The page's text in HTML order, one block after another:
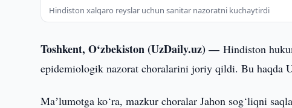
Hindiston xalqaro reyslar uchun sanitar nazoratni kuchaytirdi
Toshkent, O‘zbekiston (UzDaily.uz) —Hindiston
epidemiologik nazorat choralarini joriy qildi. Bu haqda
Maʼlumotga ko‘ra, mazkur choralar Jahon sog‘liqni